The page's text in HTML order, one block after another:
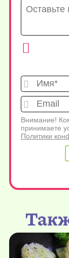
Внимание!
принимаете
Политики